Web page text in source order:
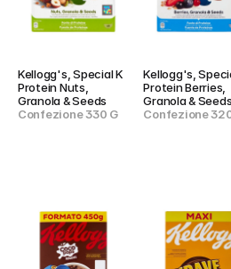
Kellogg's, Special K
Protein Nuts,
Granola & Seeds
Confezione 330 G
Kellogg's,
Protein Berries,
Granola & Seeds
Confezione